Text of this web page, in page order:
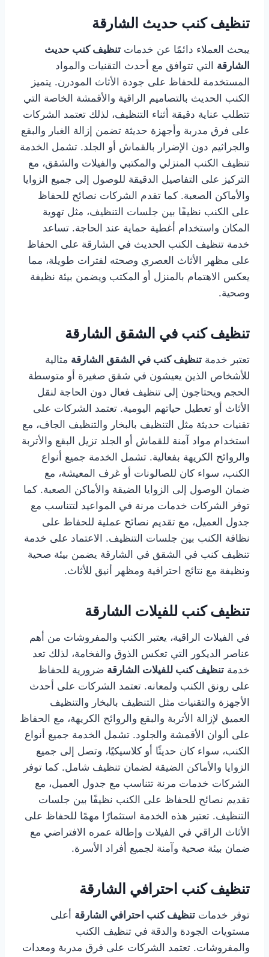
تنظيف كنب حديث الشارقة
يبحث العملاء دائمًا عن خدمات تنظيف كنب حديث
الشارقة التي تتوافق مع أحدث التقنيات والمواد
المستخدمة للحفاظ على جودة الأثاث المودرن. يتميز
الكنب الحديث بالتصاميم الراقية والأقمشة الخاصة التي
تتطلب عناية دقيقة أثناء التنظيف، لذلك تعتمد الشركات
على فرق مدربة وأجهزة حديثة تضمن إزالة الغبار والبقع
والجراثيم دون الإضرار بالقماش أو الجلد. تشمل الخدمة
تنظيف الكنب المنزلي والمكتبي والفيلات والشقق، مع
التركيز على التفاصيل الدقيقة للوصول إلى جميع الزوايا
والأماكن الصعبة. كما تقدم الشركات نصائح للحفاظ
على الكنب نظيفًا بين جلسات التنظيف، مثل تهوية
المكان واستخدام أغطية حماية عند الحاجة. تساعد
خدمة تنظيف الكنب الحديث في الشارقة على الحفاظ
على مظهر الأثاث العصري وصحته لفترات طويلة، مما
يعكس الاهتمام بالمنزل أو المكتب ويضمن بيئة نظيفة
وصحية.
تنظيف كنب في الشقق الشارقة
تعتبر خدمة تنظيف كنب في الشقق الشارقة مثالية
للأشخاص الذين يعيشون في شقق صغيرة أو متوسطة
الحجم ويحتاجون إلى تنظيف فعال دون الحاجة لنقل
الأثاث أو تعطيل حياتهم اليومية. تعتمد الشركات على
تقنيات حديثة مثل التنظيف بالبخار والتنظيف الجاف، مع
استخدام مواد آمنة للقماش أو الجلد تزيل البقع والأتربة
والروائح الكريهة بفعالية. تشمل الخدمة جميع أنواع
الكنب، سواء كان للصالونات أو غرف المعيشة، مع
ضمان الوصول إلى الزوايا الضيقة والأماكن الصعبة. كما
توفر الشركات خدمات مرنة في المواعيد لتتناسب مع
جدول العميل، مع تقديم نصائح عملية للحفاظ على
نظافة الكنب بين جلسات التنظيف. الاعتماد على خدمة
تنظيف كنب في الشقق في الشارقة يضمن بيئة صحية
ونظيفة مع نتائج احترافية ومظهر أنيق للأثاث.
تنظيف كنب للفيلات الشارقة
في الفيلات الراقية، يعتبر الكنب والمفروشات من أهم
عناصر الديكور التي تعكس الذوق والفخامة، لذلك تعد
خدمة تنظيف كنب للفيلات الشارقة ضرورية للحفاظ
على رونق الكنب ولمعانه. تعتمد الشركات على أحدث
الأجهزة والتقنيات مثل التنظيف بالبخار والتنظيف
العميق لإزالة الأتربة والبقع والروائح الكريهة، مع الحفاظ
على ألوان الأقمشة والجلود. تشمل الخدمة جميع أنواع
الكنب، سواء كان حديثًا أو كلاسيكيًا، وتصل إلى جميع
الزوايا والأماكن الضيقة لضمان تنظيف شامل. كما توفر
الشركات خدمات مرنة تتناسب مع جدول العميل، مع
تقديم نصائح للحفاظ على الكنب نظيفًا بين جلسات
التنظيف. تعتبر هذه الخدمة استثمارًا مهمًا للحفاظ على
الأثاث الراقي في الفيلات وإطالة عمره الافتراضي مع
ضمان بيئة صحية وآمنة لجميع أفراد الأسرة.
تنظيف كنب احترافي الشارقة
توفر خدمات تنظيف كنب احترافي الشارقة أعلى
مستويات الجودة والدقة في تنظيف الكنب
والمفروشات. تعتمد الشركات على فرق مدربة ومعدات